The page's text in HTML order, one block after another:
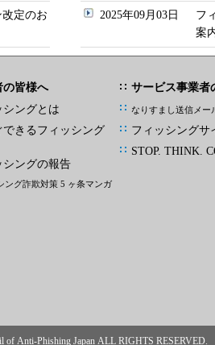
定のお
2025年09月03日
フ
案
の皆様へ
シングとは
できるフィッシング
シングの報告
ング詐欺対策 5 ヶ条マンガ
サービス事業者
なりすまし送信メー
フィッシングサ
STOP. THINK.
of Anti-Phishing Japan ALL RIGHTS RESERVED.